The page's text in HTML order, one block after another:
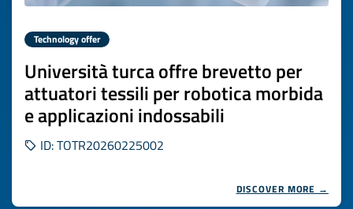
Technology offer
Università turca offre brevetto per
attuatori tessili per robotica morbida
e applicazioni indossabili
ID: TOTR20260225002
DISCOVER MORE →